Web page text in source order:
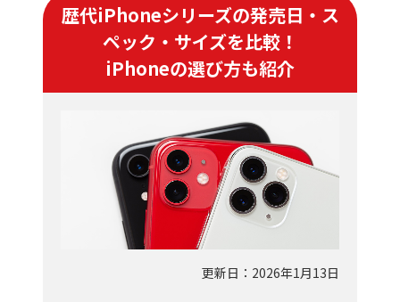
歴代iPhoneシリーズの発売日・ス
ペック・サイズを比較！
iPhoneの選び方も紹介
更新日：2026年1月13日